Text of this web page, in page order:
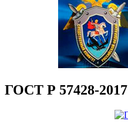
ГОСТ Р 57428-2017